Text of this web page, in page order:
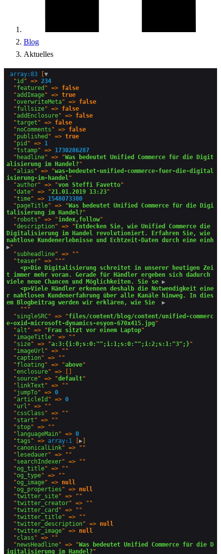
Blog
Aktuelles
array:83
▼
  "
id " => 234
  "
featured " => false
  "
addImage" => true
  "
overwriteMeta" => false
  "
fullsize" => false
  "
addEnclosure" => false
  "
target " => false
  "
noComments " => false
  "
published " => true
  "
pid " => 1
  "
tstamp" => 1730286287
  "
headline" => "Was bedeutet Unified Commerce für die Digit
alisierung im Handel?"
  "
alias " => "was-bedeutet-unified-commerce-fuer-die-digital
isierung-im-handel"
  "
author" => "von Steffi Favetto"
  "
date" => "21.01.2019 13:23"
  "
time" => 1548073380
  "
pageTitle" => "Was bedeutet Unified Commerce für die Digi
talisierung im Handel?"
  "
robots " => "index,follow"
  "
description" => " Entdecken Sie, wie Unified Commerce die
Digitalisierung im Handel revolutioniert. Erfahren Sie, wie
nahtlose Kundenerlebnisse und Echtzeit-Daten durch eine einh
▶"
  "
subheadline" => ""
  "
teaser" => """
<p>Die Digitalisierung schreitet in unserer heutigen Zei
t immer mehr voran. Gerade für Händler ergeben sich dadurch
viele neue Chancen und Möglichkeiten. Sie se ▶
<p>Viele Händler erkennen deshalb die Notwendigkeit eine
r nahtlosen Kundenerfahrung über alle Kanäle hinweg. In dies
em Blogbeitrag werden wir erklären, wie Sie
▶
  "
singleSRC" => "files/content/blog/content/unified-commerc
e-oxid-microsoft-dynamics-esyon-670x415.jpg"
  "
alt " => " Frau sitzt vor einem Laptop"
  "
imageTitle" => ""
  "
size" => "a:3:{i:0;s:0:"";i:1;s:0:"";i:2;s:1:"3";}"
  "
imageUrl " => ""
  "
caption" => ""
  "
floating " => "above"
  "
enclosure" => []
  "
source" => "default"
  "
linkText " => ""
  "
jumpTo" => 0
  "
articleId " => 0
  "
url " => ""
  "
cssClass " => ""
  "
start " => ""
  "
stop" => ""
  "
languageMain" => 0
  "
tags " => array:1 ▶
  "
canonicalLink" => ""
  "
lesedauer" => ""
  "
searchIndexer" => ""
  "
og_title" => ""
  "
og_type" => ""
  "
og_image" => null
  "
og_properties " => null
  "
twitter_site" => ""
  "
twitter_creator" => ""
  "
twitter_card " => ""
  "
twitter_title" => ""
  "
twitter_description" => null
  "
twitter_image" => null
  "
class " => ""
  "
newsHeadline" => "Was bedeutet Unified Commerce für die D
igitalisierung im Handel?"